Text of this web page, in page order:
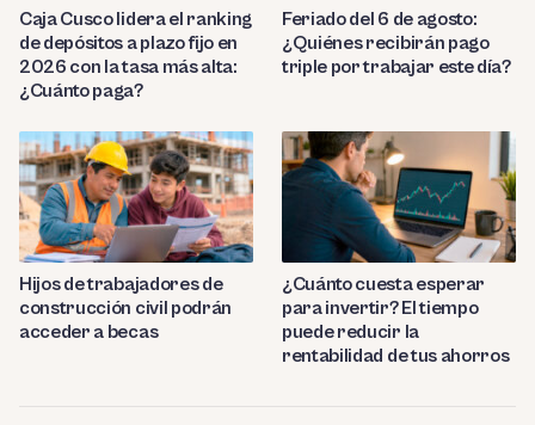
Caja Cusco lidera el ranking
de depósitos a plazo fijo en
2026 con la tasa más alta:
¿Cuánto paga?
Feriado del 6 de agosto:
¿Quiénes recibirán pago
triple por trabajar este día?
Hijos de trabajadores de
construcción civil podrán
acceder a becas
¿Cuánto cuesta esperar
para invertir? El tiempo
puede reducir la
rentabilidad de tus ahorros